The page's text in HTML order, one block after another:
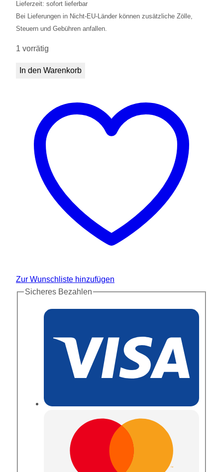
Lieferzeit: sofort lieferbar
Bei Lieferungen in Nicht-EU-Länder können zusätzliche Zölle,
Steuern und Gebühren anfallen.
1 vorrätig
Schneeleopard
In den Warenkorb
Zur Wunschliste hinzufügen
Sicheres Bezahlen